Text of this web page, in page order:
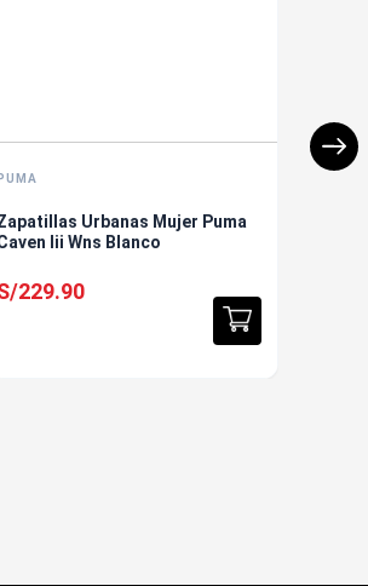
PUMA
Urbanas Mujer Puma
Iii Wns Blanco
229.90